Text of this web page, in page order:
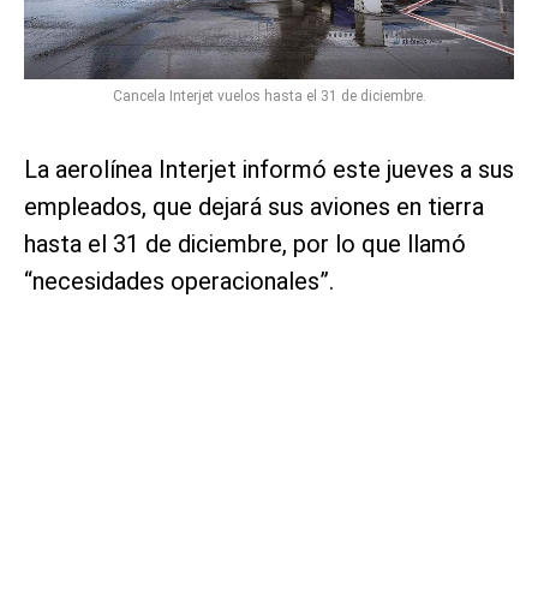
Cancela Interjet vuelos hasta el 31 de diciembre.
La aerolínea Interjet informó este jueves a sus
empleados, que dejará sus aviones en tierra
hasta el 31 de diciembre, por lo que llamó
“necesidades operacionales”.